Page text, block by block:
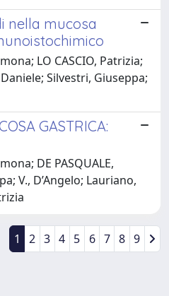
nella mucosa
LO CASCIO, Patrizia;
Silvestri, Giuseppa;
GASTRICA:
DE PASQUALE,
V., D’Angelo; Lauriano,
1 2 3 4 5 6 7 8 9